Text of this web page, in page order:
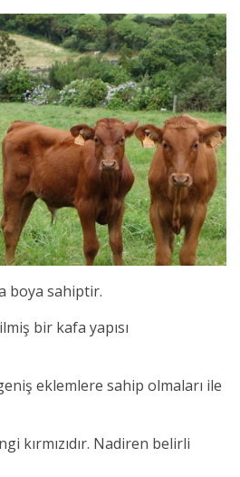
boya sahiptir.
bir kafa yapısı
eklemlere sahip olmaları ile
kırmızıdır. Nadiren belirli